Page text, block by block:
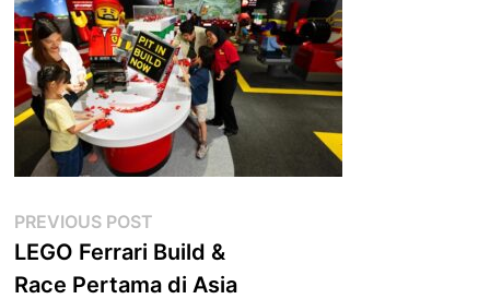
Post
navigation
PREVIOUS POST
post:
LEGO Ferrari Build &
Race Pertama di Asia